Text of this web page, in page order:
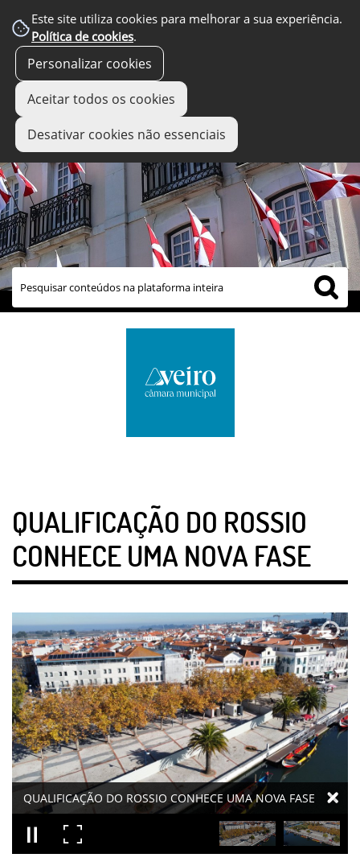
Este site utiliza cookies para melhorar a sua experiência.
Política de cookies.
Personalizar cookies
Aceitar todos os cookies
Desativar cookies não essenciais
links úteis
QUALIFICAÇÃO DO ROSSIO
CONHECE UMA NOVA FASE